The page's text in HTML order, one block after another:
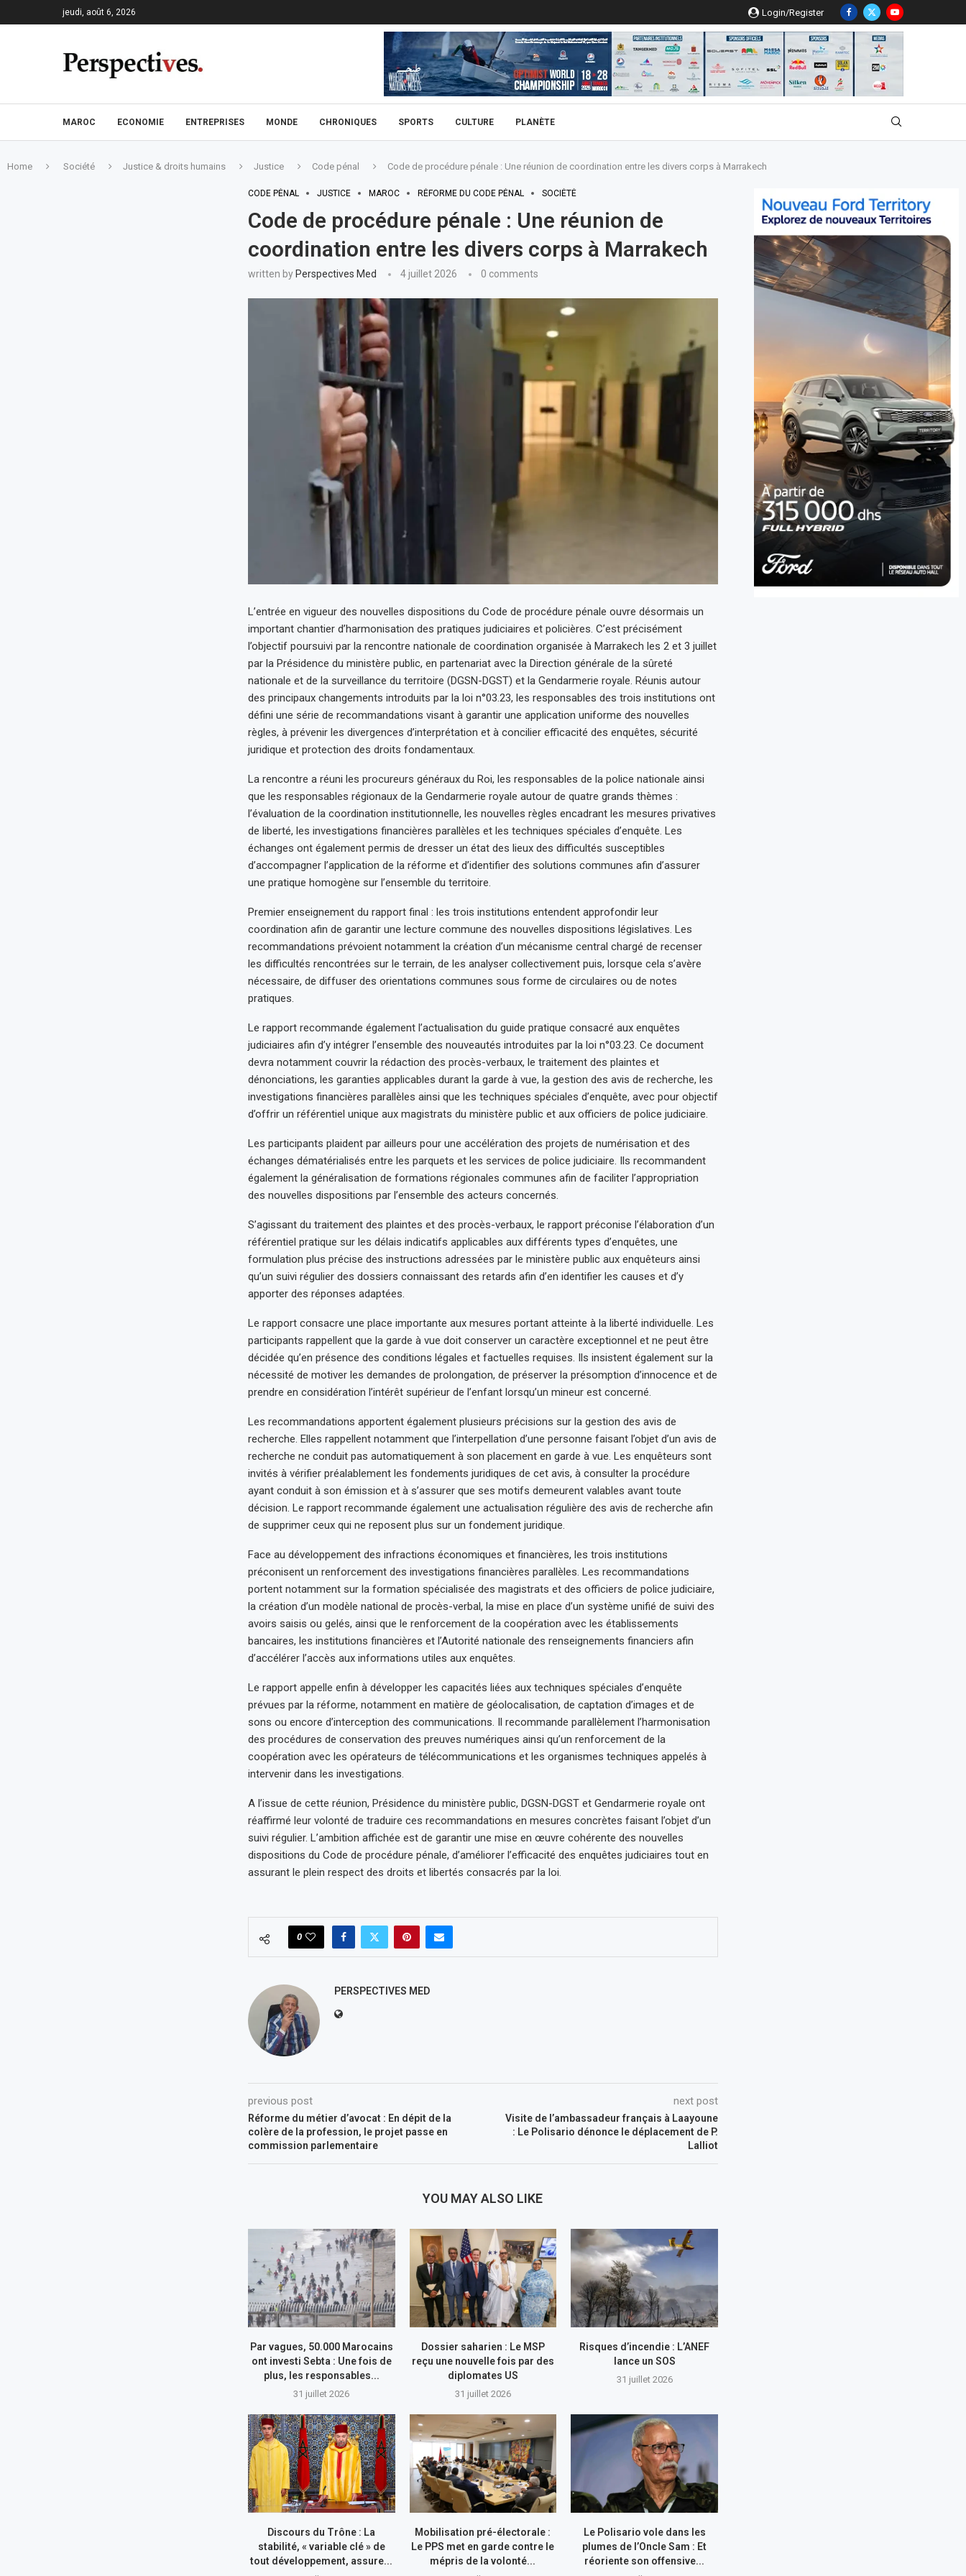
jeudi, août 6, 2026 Login/Register
MAROC ECONOMIE ENTREPRISES MONDE CHRONIQUES SPORTS CULTURE PLANÈTE
Home Société Justice & droits humains Justice Code pénal Code de procédure pénale : Une réunion de coordination entre les divers corps à Marrakech
CODE PÉNAL JUSTICE MAROC RÉFORME DU CODE PÉNAL SOCIÉTÉ
Code de procédure pénale : Une réunion de
coordination entre les divers corps à Marrakech
written by Perspectives Med 4 juillet 2026 0 comments
L’entrée en vigueur des nouvelles dispositions du Code de procédure pénale ouvre désormais un
important chantier d’harmonisation des pratiques judiciaires et policières. C’est précisément
l’objectif poursuivi par la rencontre nationale de coordination organisée à Marrakech les 2 et 3 juillet
par la Présidence du ministère public, en partenariat avec la Direction générale de la sûreté
nationale et de la surveillance du territoire (DGSN-DGST) et la Gendarmerie royale. Réunis autour
des principaux changements introduits par la loi n°03.23, les responsables des trois institutions ont
défini une série de recommandations visant à garantir une application uniforme des nouvelles
règles, à prévenir les divergences d’interprétation et à concilier efficacité des enquêtes, sécurité
juridique et protection des droits fondamentaux.
La rencontre a réuni les procureurs généraux du Roi, les responsables de la police nationale ainsi
que les responsables régionaux de la Gendarmerie royale autour de quatre grands thèmes :
l’évaluation de la coordination institutionnelle, les nouvelles règles encadrant les mesures privatives
de liberté, les investigations financières parallèles et les techniques spéciales d’enquête. Les
échanges ont également permis de dresser un état des lieux des difficultés susceptibles
d’accompagner l’application de la réforme et d’identifier des solutions communes afin d’assurer
une pratique homogène sur l’ensemble du territoire.
Premier enseignement du rapport final : les trois institutions entendent approfondir leur
coordination afin de garantir une lecture commune des nouvelles dispositions législatives. Les
recommandations prévoient notamment la création d’un mécanisme central chargé de recenser
les difficultés rencontrées sur le terrain, de les analyser collectivement puis, lorsque cela s’avère
nécessaire, de diffuser des orientations communes sous forme de circulaires ou de notes
pratiques.
Le rapport recommande également l’actualisation du guide pratique consacré aux enquêtes
judiciaires afin d’y intégrer l’ensemble des nouveautés introduites par la loi n°03.23. Ce document
devra notamment couvrir la rédaction des procès-verbaux, le traitement des plaintes et
dénonciations, les garanties applicables durant la garde à vue, la gestion des avis de recherche, les
investigations financières parallèles ainsi que les techniques spéciales d’enquête, avec pour objectif
d’offrir un référentiel unique aux magistrats du ministère public et aux officiers de police judiciaire.
Les participants plaident par ailleurs pour une accélération des projets de numérisation et des
échanges dématérialisés entre les parquets et les services de police judiciaire. Ils recommandent
également la généralisation de formations régionales communes afin de faciliter l’appropriation
des nouvelles dispositions par l’ensemble des acteurs concernés.
S’agissant du traitement des plaintes et des procès-verbaux, le rapport préconise l’élaboration d’un
référentiel pratique sur les délais indicatifs applicables aux différents types d’enquêtes, une
formulation plus précise des instructions adressées par le ministère public aux enquêteurs ainsi
qu’un suivi régulier des dossiers connaissant des retards afin d’en identifier les causes et d’y
apporter des réponses adaptées.
Le rapport consacre une place importante aux mesures portant atteinte à la liberté individuelle. Les
participants rappellent que la garde à vue doit conserver un caractère exceptionnel et ne peut être
décidée qu’en présence des conditions légales et factuelles requises. Ils insistent également sur la
nécessité de motiver les demandes de prolongation, de préserver la présomption d’innocence et de
prendre en considération l’intérêt supérieur de l’enfant lorsqu’un mineur est concerné.
Les recommandations apportent également plusieurs précisions sur la gestion des avis de
recherche. Elles rappellent notamment que l’interpellation d’une personne faisant l’objet d’un avis de
recherche ne conduit pas automatiquement à son placement en garde à vue. Les enquêteurs sont
invités à vérifier préalablement les fondements juridiques de cet avis, à consulter la procédure
ayant conduit à son émission et à s’assurer que ses motifs demeurent valables avant toute
décision. Le rapport recommande également une actualisation régulière des avis de recherche afin
de supprimer ceux qui ne reposent plus sur un fondement juridique.
Face au développement des infractions économiques et financières, les trois institutions
préconisent un renforcement des investigations financières parallèles. Les recommandations
portent notamment sur la formation spécialisée des magistrats et des officiers de police judiciaire,
la création d’un modèle national de procès-verbal, la mise en place d’un système unifié de suivi des
avoirs saisis ou gelés, ainsi que le renforcement de la coopération avec les établissements
bancaires, les institutions financières et l’Autorité nationale des renseignements financiers afin
d’accélérer l’accès aux informations utiles aux enquêtes.
Le rapport appelle enfin à développer les capacités liées aux techniques spéciales d’enquête
prévues par la réforme, notamment en matière de géolocalisation, de captation d’images et de
sons ou encore d’interception des communications. Il recommande parallèlement l’harmonisation
des procédures de conservation des preuves numériques ainsi qu’un renforcement de la
coopération avec les opérateurs de télécommunications et les organismes techniques appelés à
intervenir dans les investigations.
A l’issue de cette réunion, Présidence du ministère public, DGSN-DGST et Gendarmerie royale ont
réaffirmé leur volonté de traduire ces recommandations en mesures concrètes faisant l’objet d’un
suivi régulier. L’ambition affichée est de garantir une mise en œuvre cohérente des nouvelles
dispositions du Code de procédure pénale, d’améliorer l’efficacité des enquêtes judiciaires tout en
assurant le plein respect des droits et libertés consacrés par la loi.
0
PERSPECTIVES MED
previous post
Réforme du métier d’avocat : En dépit de la
colère de la profession, le projet passe en
commission parlementaire
next post
Visite de l’ambassadeur français à Laayoune
: Le Polisario dénonce le déplacement de P.
Lalliot
YOU MAY ALSO LIKE
Par vagues, 50.000 Marocains
ont investi Sebta : Une fois de
plus, les responsables...
31 juillet 2026
Dossier saharien : Le MSP
reçu une nouvelle fois par des
diplomates US
31 juillet 2026
Risques d’incendie : L’ANEF
lance un SOS
31 juillet 2026
Discours du Trône : La
stabilité, « variable clé » de
tout développement, assure...
Mobilisation pré-électorale :
Le PPS met en garde contre le
mépris de la volonté...
Le Polisario vole dans les
plumes de l’Oncle Sam : Et
réoriente son offensive...